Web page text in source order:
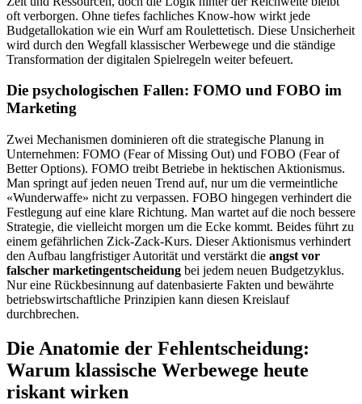
oft verborgen. Ohne tiefes fachliches Know-how wirkt jede
Budgetallokation wie ein Wurf am Roulettetisch. Diese Unsicherheit
wird durch den Wegfall klassischer Werbewege und die ständige
Transformation der digitalen Spielregeln weiter befeuert.
Die psychologischen Fallen: FOMO und FOBO im
Marketing
Zwei Mechanismen dominieren oft die strategische Planung in
Unternehmen: FOMO (Fear of Missing Out) und FOBO (Fear of
Better Options). FOMO treibt Betriebe in hektischen Aktionismus.
Man springt auf jeden neuen Trend auf, nur um die vermeintliche
«Wunderwaffe» nicht zu verpassen. FOBO hingegen verhindert die
Festlegung auf eine klare Richtung. Man wartet auf die noch bessere
Strategie, die vielleicht morgen um die Ecke kommt. Beides führt zu
einem gefährlichen Zick-Zack-Kurs. Dieser Aktionismus verhindert
den Aufbau langfristiger Autorität und verstärkt die angst vor
falscher marketingentscheidung bei jedem neuen Budgetzyklus.
Nur eine Rückbesinnung auf datenbasierte Fakten und bewährte
betriebswirtschaftliche Prinzipien kann diesen Kreislauf
durchbrechen.
Die Anatomie der Fehlentscheidung:
Warum klassische Werbewege heute
riskant wirken